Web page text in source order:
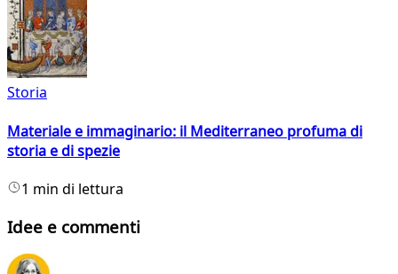
Storia
Materiale e immaginario: il Mediterraneo profuma di
storia e di spezie
1 min di lettura
Idee e commenti